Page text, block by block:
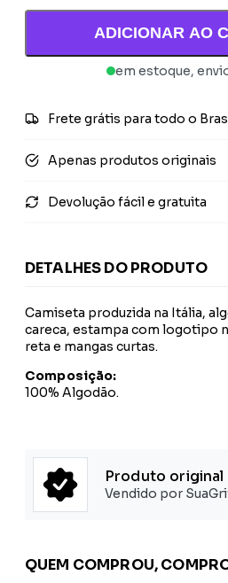
ADICIONAR AO
em estoque,
Frete grátis para todo o
Apenas produtos originais
Devolução fácil e gratuita
DETALHES DO PRODUTO
Camiseta produzida na Itália,
careca, estampa com logotipo
reta e mangas curtas.
Composição:
100% Algodão.
Produto original
Vendido por
QUEM COMPROU,